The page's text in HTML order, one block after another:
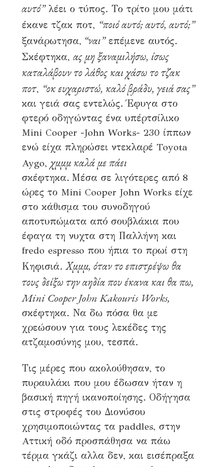
αυτό”λέει ο τύπος. Το τρίτο μου μάτι
έκανε τζακ ποτ, “ποιό αυτό; αυτό, αυτό;”
ξανάρωτησα, “ναι”επέμενε αυτός.
Σκέφτηκα, ας μη ξαναμιλήσω, ίσως
καταλάβουν το λάθος και χάσω το τζακ
ποτ, “οκ ευχαριστώ, καλό βράδυ, γειά σας”
και γειά σας εντελώς. Έφυγα στο
φτερό οδηγώντας ένα υπέρτσίλικο
Mini Cooper -John Works- 230 ίππων
ενώ είχα πληρώσει ντεκλαρέ Toyota
Aygo, χμμμ καλά με πάει
σκέφτηκα. Μέσα σε λιγότερες από 8
ώρες το Mini Cooper John Works είχε
στο κάθισμα του συνοδηγού
αποτυπώματα από σουβλάκια που
έφαγα τη νυχτα στη Παλλήνη και
fredo espresso που ήπια το πρωί στη
Κηφισιά.Χμμμ, όταν το επιστρέψω θα
τους δείξω την αηδία που έκανα και θα πω,
Mini Cooper John Kakouris Works,
σκέφτηκα. Να δω πόσα θα με
χρεώσουν για τους λεκέδες της
ατζαμοσύνης μου, τεσπά.
Τις μέρες που ακολούθησαν, το
πυραυλάκι που μου έδωσαν ήταν η
βασική πηγή ικανοποίησης. Οδήγησα
στις στροφές του Διονύσου
χρησιμοποιώντας τα paddles, στην
Aττική οδό προσπάθησα να πάω
τέρμα γκάζι αλλα δεν, και εισέπραξα